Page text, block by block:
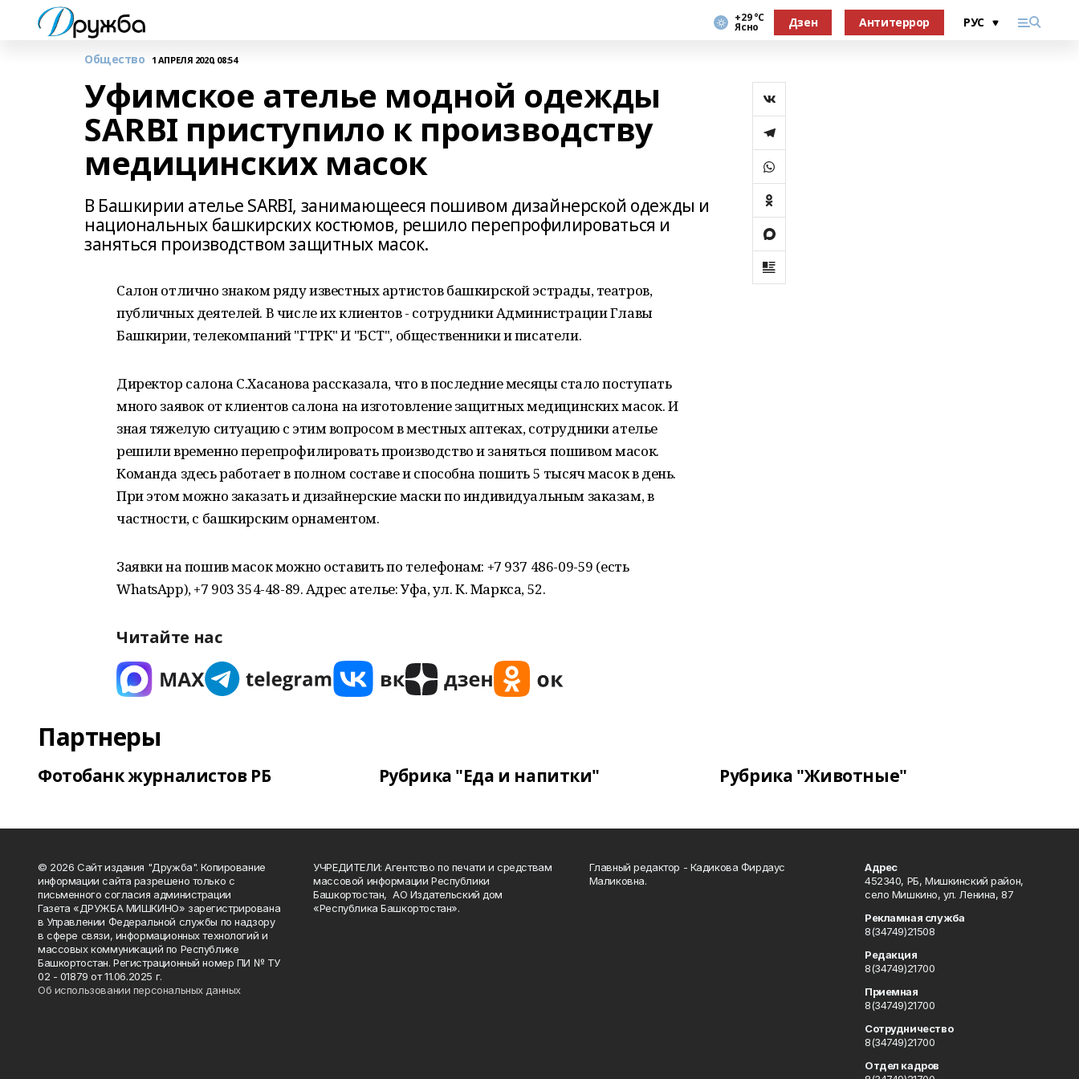
+29 °С
Ясно Дзен Антитеррор
Общество 1 АПРЕЛЯ 2020, 08:54
Уфимское ателье модной одежды
SARBI приступило к производству
медицинских масок
В Башкирии ателье SARBI, занимающееся пошивом дизайнерской одежды и
национальных башкирских костюмов, решило перепрофилироваться и
заняться производством защитных масок.
Салон отлично знаком ряду известных артистов башкирской эстрады, театров,
публичных деятелей. В числе их клиентов - сотрудники Администрации Главы
Башкирии, телекомпаний "ГТРК" И "БСТ", общественники и писатели.
Директор салона С.Хасанова рассказала, что в последние месяцы стало поступать
много заявок от клиентов салона на изготовление защитных медицинских масок. И
зная тяжелую ситуацию с этим вопросом в местных аптеках, сотрудники ателье
решили временно перепрофилировать производство и заняться пошивом масок.
Команда здесь работает в полном составе и способна пошить 5 тысяч масок в день.
При этом можно заказать и дизайнерские маски по индивидуальным заказам, в
частности, с башкирским орнаментом.
Заявки на пошив масок можно оставить по телефонам: +7 937 486-09-59 (есть
WhatsApp), +7 903 354-48-89. Адрес ателье: Уфа, ул. К. Маркса, 52.
Читайте нас
Партнеры
Фотобанк журналистов РБ Рубрика "Еда и напитки" Рубрика "Животные"
© 2026 Сайт издания "Дружба". Копирование
информации сайта разрешено только с
письменного согласия администрации
Газета «ДРУЖБА МИШКИНО» зарегистрирована
в Управлении Федеральной службы по надзору
в сфере связи, информационных технологий и
массовых коммуникаций по Республике
Башкортостан. Регистрационный номер ПИ № ТУ
02 - 01879 от 11.06.2025 г.
Об использовании персональных данных
УЧРЕДИТЕЛИ: Агентство по печати и средствам
массовой информации Республики
Башкортостан, АО Издательский дом
«Республика Башкортостан».
Главный редактор - Кадикова Фирдаус
Маликовна.
Адрес
452340, РБ, Мишкинский район,
село Мишкино, ул. Ленина, 87
Рекламная служба
8(34749)21508
Редакция
8(34749)21700
Приемная
8(34749)21700
Сотрудничество
8(34749)21700
Отдел кадров